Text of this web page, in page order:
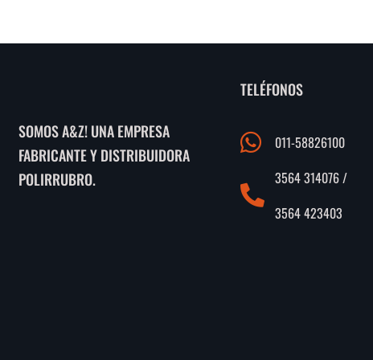
SOMOS A&Z! UNA EMPRESA
FABRICANTE Y DISTRIBUIDORA
POLIRRUBRO.
TELÉFONOS
011-58826100
3564 314076 /
3564 423403